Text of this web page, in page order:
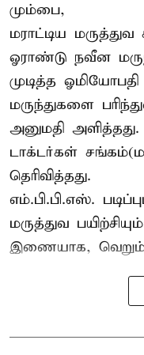
மும்பை,
மராட்டிய மருத்துவ
ஓராண்டு நவீன
முடித்த
மருந்துகளை
அனுமதி அளித்தது.
டாக்டர்கள்
தெரிவித்தது.
எம்.பி.பி.எஸ்.
மருத்துவ
இணையாக,